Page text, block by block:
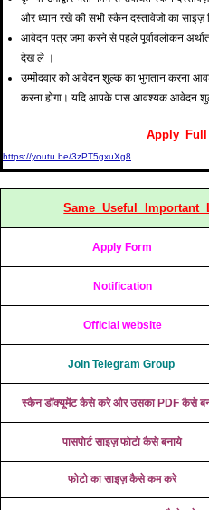
और ध्यान रखे की सभी स्कैन दस्तावेजो का साइज़
आवेदन पत्र जमा करने से पहले पूर्वावलोकन
देख ले ।
उम्मीदवार को आवेदन शुल्क का भुगतान करना
करना होगा। यदि आपके पास आवश्यक आवेदन
Apply
https://youtu.be/3zPT5gxuXg8
Same Useful Important
Apply Form
Notification
Official website
Join Telegram Group
स्कैन डॉक्यूमेंट कैसे करे और उसका PDF कैसे
पासपोर्ट साइज़ फोटो कैसे बनाये
फोटो का साइज़ कैसे कम करे